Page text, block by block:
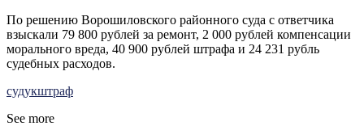
По решению Ворошиловского районного суда с ответчика
взыскали 79 800 рублей за ремонт, 2 000 рублей компенсации
морального вреда, 40 900 рублей штрафа и 24 231 рубль
судебных расходов.
судукштраф
See more